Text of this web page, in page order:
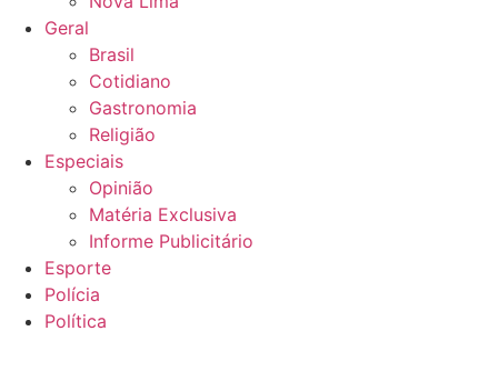
Geral
Brasil
Cotidiano
Gastronomia
Religião
Especiais
Opinião
Matéria Exclusiva
Informe Publicitário
Esporte
Polícia
Política